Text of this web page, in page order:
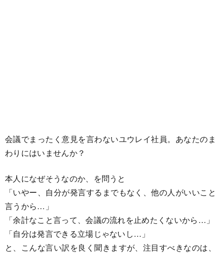
会議でまったく意見を言わないユウレイ社員。あなたのま
わりにはいませんか？
本人になぜそうなのか、を問うと
「いやー、自分が発言するまでもなく、他の人がいいこと
言うから…」
「余計なこと言って、会議の流れを止めたくないから…」
「自分は発言できる立場じゃないし…」
と、こんな言い訳を良く聞きますが、注目すべきなのは、